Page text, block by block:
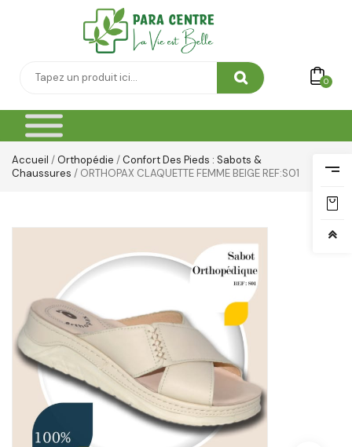
0
Accueil / Orthopédie /Confort Des Pieds : Sabots &
Chaussures / ORTHOPAX CLAQUETTE FEMME BEIGE REF:S01
Thé & Tisanes
Toilette & Soin Bébé
Vêtement Amincissant